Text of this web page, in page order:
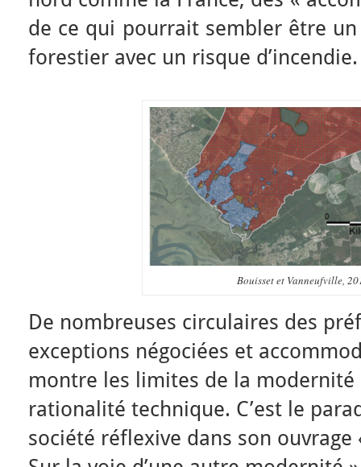
de ce qui pourrait sembler être
forestier avec un risque d’incendie.
Bouisset et Vanneufville,
De nombreuses circulaires des
exceptions négociées et
montre les limites de la modernité
rationalité technique. C’est le
société réflexive dans son ouvrage